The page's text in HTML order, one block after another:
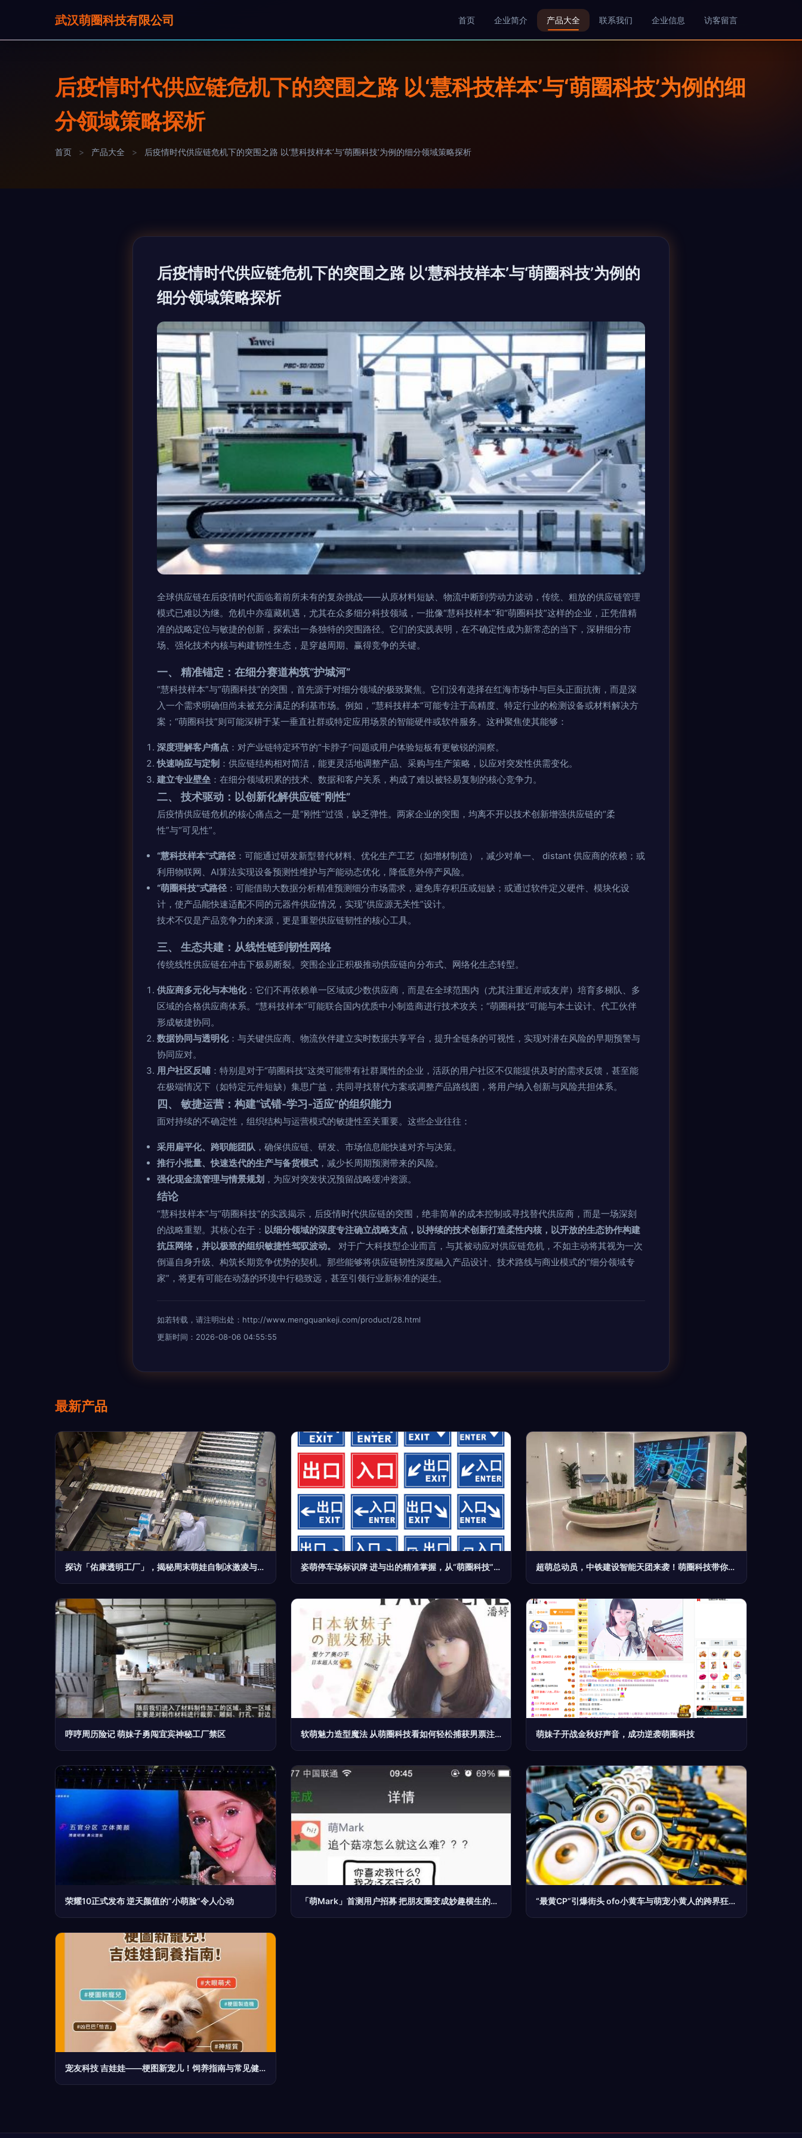
武汉萌圈科技有限公司 首页 企业简介 产品大全 联系我们 企业信息 访客留言
后疫情时代供应链危机下的突围之路 以‘慧科技样本’与‘萌圈科技’为例的细
分领域策略探析
首页 > 产品大全 > 后疫情时代供应链危机下的突围之路 以‘慧科技样本’与‘萌圈科技’为例的细分领域策略探析
后疫情时代供应链危机下的突围之路 以‘慧科技样本’与‘萌圈科技’为例的
细分领域策略探析
全球供应链在后疫情时代面临着前所未有的复杂挑战——从原材料短缺、物流中断到劳动力波动，传统、粗放的供应链管理
模式已难以为继。危机中亦蕴藏机遇，尤其在众多细分科技领域，一批像“慧科技样本”和“萌圈科技”这样的企业，正凭借精
准的战略定位与敏捷的创新，探索出一条独特的突围路径。它们的实践表明，在不确定性成为新常态的当下，深耕细分市
场、强化技术内核与构建韧性生态，是穿越周期、赢得竞争的关键。
一、 精准锚定：在细分赛道构筑“护城河”
“慧科技样本”与“萌圈科技”的突围，首先源于对细分领域的极致聚焦。它们没有选择在红海市场中与巨头正面抗衡，而是深
入一个需求明确但尚未被充分满足的利基市场。例如，“慧科技样本”可能专注于高精度、特定行业的检测设备或材料解决方
案；“萌圈科技”则可能深耕于某一垂直社群或特定应用场景的智能硬件或软件服务。这种聚焦使其能够：
深度理解客户痛点 ：对产业链特定环节的“卡脖子”问题或用户体验短板有更敏锐的洞察。
快速响应与定制 ：供应链结构相对简洁，能更灵活地调整产品、采购与生产策略，以应对突发性供需变化。
建立专业壁垒 ：在细分领域积累的技术、数据和客户关系，构成了难以被轻易复制的核心竞争力。
二、 技术驱动：以创新化解供应链“刚性”
后疫情供应链危机的核心痛点之一是“刚性”过强，缺乏弹性。两家企业的突围，均离不开以技术创新增强供应链的“柔
性”与“可见性”。
“慧科技样本”式路径 ：可能通过研发新型替代材料、优化生产工艺（如增材制造），减少对单一、 distant 供应商的依赖；或
利用物联网、AI算法实现设备预测性维护与产能动态优化，降低意外停产风险。
“萌圈科技”式路径 ：可能借助大数据分析精准预测细分市场需求，避免库存积压或短缺；或通过软件定义硬件、模块化设
计，使产品能快速适配不同的元器件供应情况，实现“供应源无关性”设计。
技术不仅是产品竞争力的来源，更是重塑供应链韧性的核心工具。
三、 生态共建：从线性链到韧性网络
传统线性供应链在冲击下极易断裂。突围企业正积极推动供应链向分布式、网络化生态转型。
供应商多元化与本地化：它们不再依赖单一区域或少数供应商，而是在全球范围内（尤其注重近岸或友岸）培育多梯队、多
区域的合格供应商体系。“慧科技样本”可能联合国内优质中小制造商进行技术攻关；“萌圈科技”可能与本土设计、代工伙伴
形成敏捷协同。
数据协同与透明化：与关键供应商、物流伙伴建立实时数据共享平台，提升全链条的可视性，实现对潜在风险的早期预警与
协同应对。
用户社区反哺 ：特别是对于“萌圈科技”这类可能带有社群属性的企业，活跃的用户社区不仅能提供及时的需求反馈，甚至能
在极端情况下（如特定元件短缺）集思广益，共同寻找替代方案或调整产品路线图，将用户纳入创新与风险共担体系。
四、 敏捷运营：构建“试错-学习-适应”的组织能力
面对持续的不确定性，组织结构与运营模式的敏捷性至关重要。这些企业往往：
采用扁平化、跨职能团队 ，确保供应链、研发、市场信息能快速对齐与决策。
推行小批量、快速迭代的生产与备货模式 ，减少长周期预测带来的风险。
强化现金流管理与情景规划 ，为应对突发状况预留战略缓冲资源。
结论
“慧科技样本”与“萌圈科技”的实践揭示，后疫情时代供应链的突围，绝非简单的成本控制或寻找替代供应商，而是一场深刻
的战略重塑。其核心在于： 以细分领域的深度专注确立战略支点，以持续的技术创新打造柔性内核，以开放的生态协作构建
抗压网络，并以极致的组织敏捷性驾驭波动。
对于广大科技型企业而言，与其被动应对供应链危机，不如主动将其视为一次
倒逼自身升级、构筑长期竞争优势的契机。那些能够将供应链韧性深度融入产品设计、技术路线与商业模式的“细分领域专
家”，将更有可能在动荡的环境中行稳致远，甚至引领行业新标准的诞生。
如若转载，请注明出处：http://www.mengquankeji.com/product/28.html
更新时间：2026-08-06 04:55:55
最新产品
探访「佑康透明工厂」，揭秘周末萌娃自制冰激凌与水饺的奇妙冒险 姿萌停车场标识牌 进与出的精准掌握，从“萌圈科技”开始 超萌总动员，中铁建设智能天团来袭！萌圈科技带你进入建设新境界
哼哼周历险记 萌妹子勇闯宜宾神秘工厂禁区 软萌魅力造型魔法 从萌圈科技看如何轻松捕获男票注意力的秘诀 萌妹子开战金秋好声音，成功逆袭萌圈科技
荣耀10正式发布 逆天颜值的“小萌脸”令人心动 「萌Mark」首测用户招募 把朋友圈变成妙趣横生的科技画廊 “最黄CP”引爆街头 ofo小黄车与萌宠小黄人的跨界狂欢
宠友科技 吉娃娃——梗图新宠儿！饲养指南与常见健康问题解析